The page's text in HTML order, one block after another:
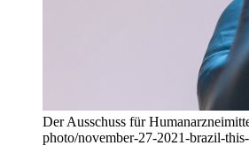
Der Ausschuss für
photo/november-27-2021-brazil-